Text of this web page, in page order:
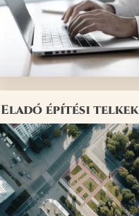
Eladó építési telkek